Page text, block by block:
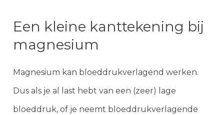
Een kleine kanttekening bij
magnesium
Magnesium kan bloeddrukverlagend werken.
Dus als je al last hebt van een (zeer) lage
bloeddruk, of je neemt bloeddrukverlagende